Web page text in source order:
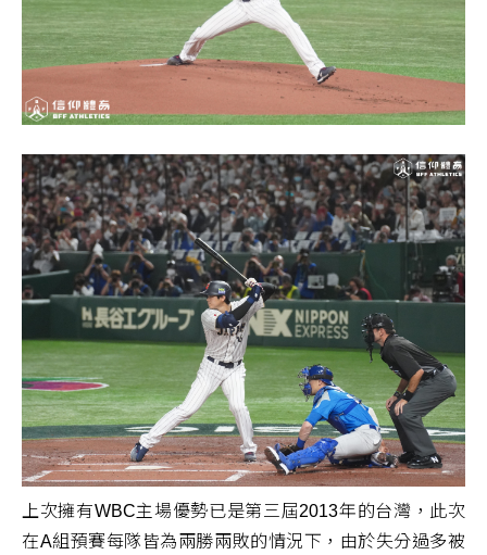
上次擁有WBC主場優勢已是第三屆2013年的台灣，此次
在A組預賽每隊皆為兩勝兩敗的情況下，由於失分過多被